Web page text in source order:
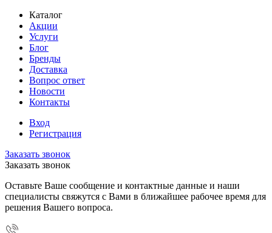
Каталог
Акции
Услуги
Блог
Бренды
Доставка
Вопрос ответ
Новости
Контакты
Вход
Регистрация
Заказать звонок
Заказать звонок
Оставьте Ваше сообщение и контактные данные и наши
специалисты свяжутся с Вами в ближайшее рабочее время для
решения Вашего вопроса.